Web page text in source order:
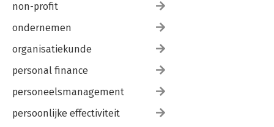
non-profit
ondernemen
organisatiekunde
personal finance
personeelsmanagement
persoonlijke effectiviteit